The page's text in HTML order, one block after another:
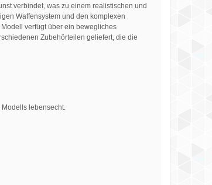
verbindet, was zu einem realistischen und
Waffensystem und den komplexen
verfügt über ein bewegliches
Zubehörteilen geliefert, die die
lebensecht.